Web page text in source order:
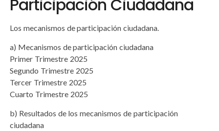
Participación Ciudadana
Los mecanismos de participación ciudadana.
a) Mecanismos de participación ciudadana
Primer Trimestre 2025
Segundo Trimestre 2025
Tercer Trimestre 2025
Cuarto Trimestre 2025
b) Resultados de los mecanismos de participación
ciudadana